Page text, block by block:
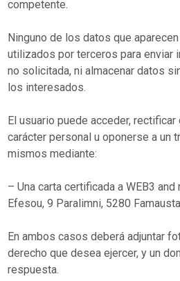
competente.
Ninguno de los datos que
utilizados por terceros para enviar
no solicitada, ni almacenar datos
los interesados.
El usuario puede acceder,
carácter personal u oponerse a un
mismos mediante:
– Una carta certificada a WEB3
Efesou, 9 Paralimni, 5280
En ambos casos deberá adjuntar
derecho que desea ejercer, y un
respuesta.